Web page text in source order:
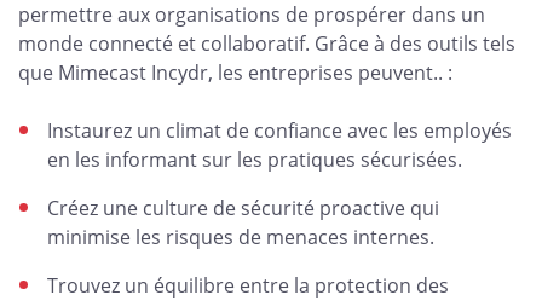
permettre aux organisations de prospérer dans un
monde connecté et collaboratif. Grâce à des outils tels
que Mimecast Incydr, les entreprises peuvent.. :
Instaurez un climat de confiance avec les employés
en les informant sur les pratiques sécurisées.
Créez une culture de sécurité proactive qui
minimise les risques de menaces internes.
Trouvez un équilibre entre la protection des